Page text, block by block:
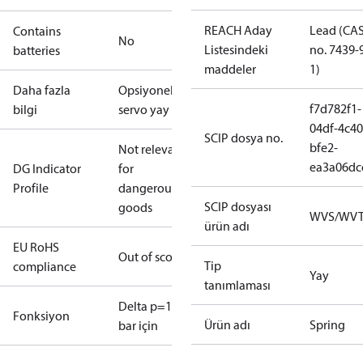
Contains
batteries
No
Daha fazla
bilgi
Opsiyonel
servo yay
DG Indicator
Profile
Not relevant
for
dangerous
goods
EU RoHS
compliance
Out of scope
Fonksiyon
Delta p=1-10
bar için
REACH Aday
Listesindeki
maddeler
Lead
no. 7439-
1)
SCIP dosya no.
f7d782f1-
04df-
bfe2-
SCIP dosyası
ürün adı
WVS/
Tip
tanımlaması
Yay
Ürün adı Spring